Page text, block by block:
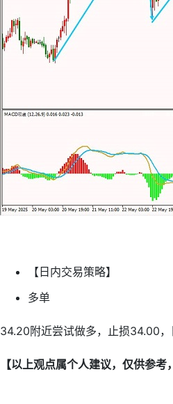
【日内交易策略】
多单
34.20附近尝试做多，止损34.00，
【以上观点属个人建议，仅供参